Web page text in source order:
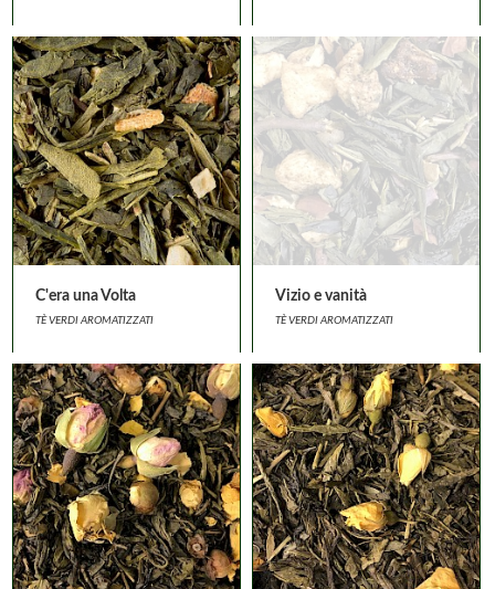
C'era una Volta
TÈ VERDI AROMATIZZATI
Vizio e vanità
TÈ VERDI AROMATIZZATI